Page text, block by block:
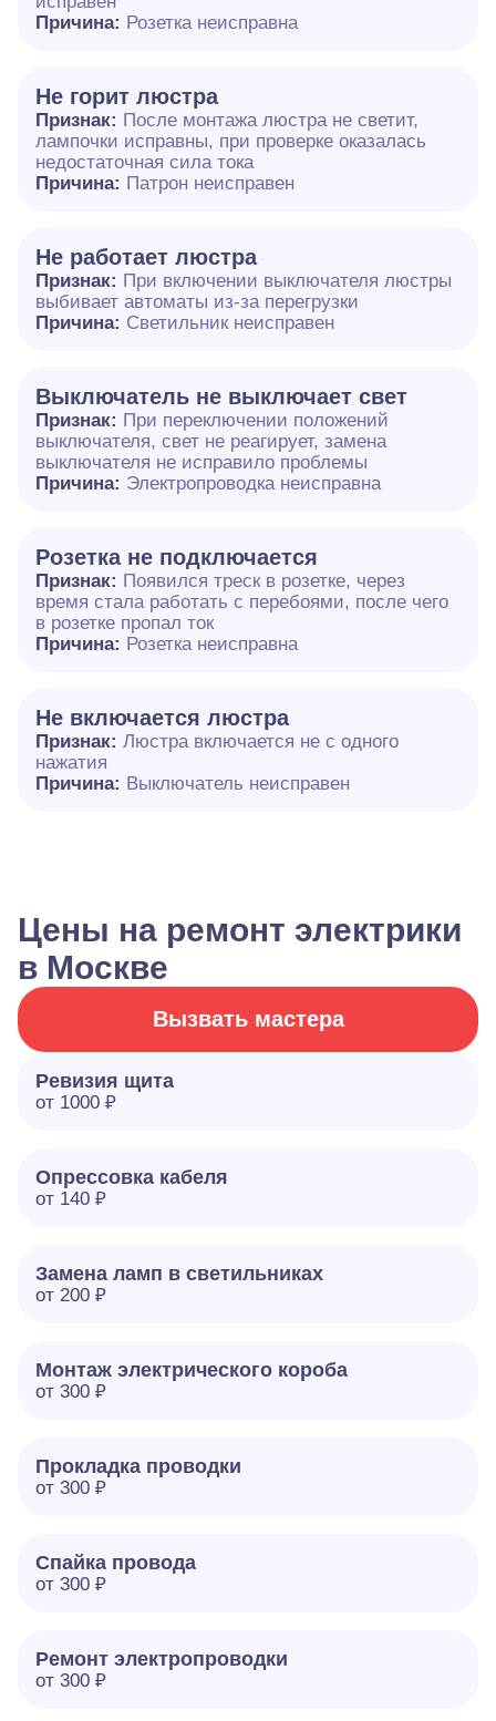
Причина: Розетка неисправна
Не горит люстра
Признак: После монтажа люстра не светит,
лампочки исправны, при проверке оказалась
недостаточная сила тока
Причина: Патрон неисправен
Не работает люстра
Признак: При включении выключателя люстры
выбивает автоматы из-за перегрузки
Причина: Светильник неисправен
Выключатель не выключает свет
Признак: При переключении положений
выключателя, свет не реагирует, замена
выключателя не исправило проблемы
Причина: Электропроводка неисправна
Розетка не подключается
Признак: Появился треск в розетке, через
время стала работать с перебоями, после чего
в розетке пропал ток
Причина: Розетка неисправна
Не включается люстра
Признак: Люстра включается не с одного
нажатия
Причина: Выключатель неисправен
Цены на ремонт электрики
в Москве
Вызвать мастера
Ревизия щита
от 1000 ₽
Опрессовка кабеля
от 140 ₽
Замена ламп в светильниках
от 200 ₽
Монтаж электрического короба
от 300 ₽
Прокладка проводки
от 300 ₽
Спайка провода
от 300 ₽
Ремонт электропроводки
от 300 ₽